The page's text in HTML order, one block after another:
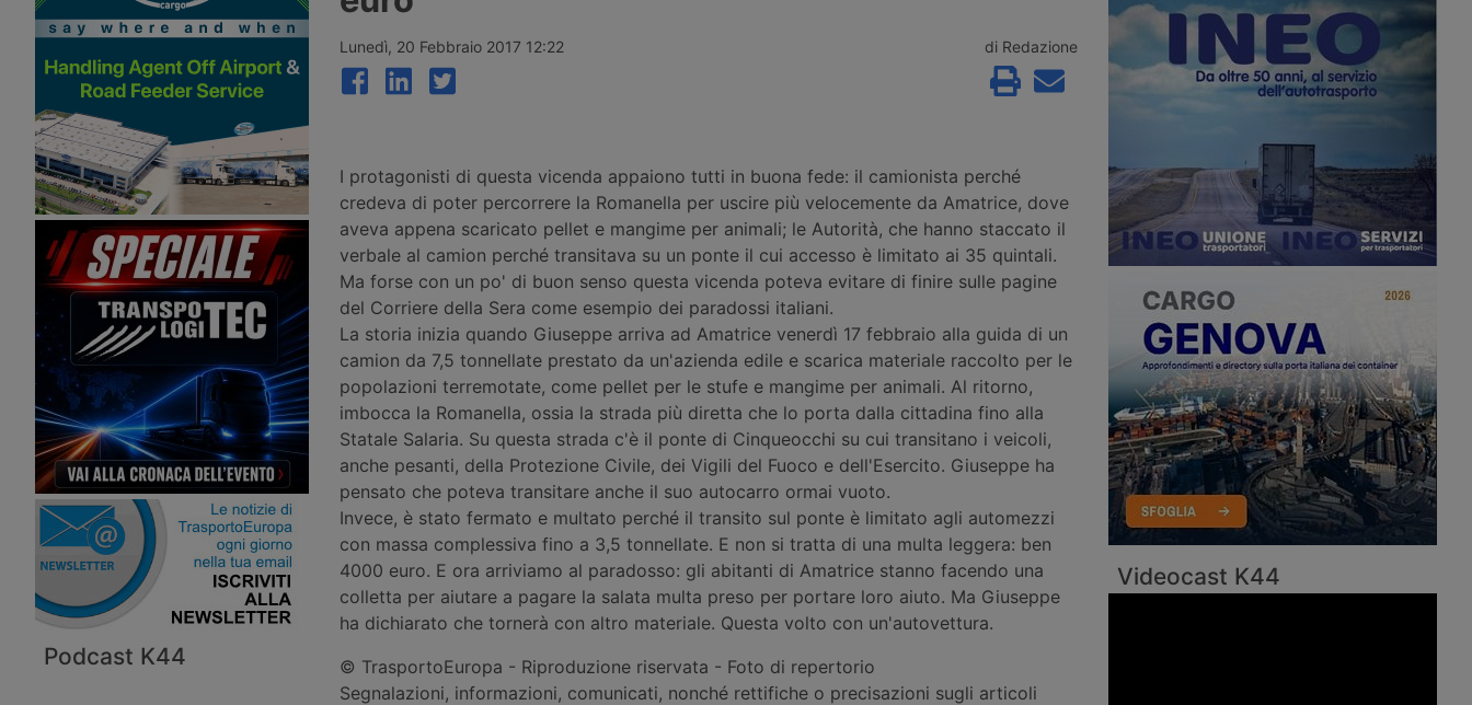
Ue Moldavia – Nomina nel cargo di
Swissport – Accordo per trasporto di
organi – Ita Airways entra in Alis
esperienza nel settore, purché già
dotato di patente C e Cqc.
occhio di riguardo all’innovazione e
alla sostenibilità. Il ruolo dei corpi
intermedi e il caso di successo della
cooperativa cuneese Astra Servizi,
che celebra mezzo secolo di attività
questo traguardo, l’azienda ha degli
eventi presso il suo quartier generale
di Amsterdam, evidenziando
l’evoluzione e l’innovazione costante
che l’hanno resa un leader globale nel
Podcast K44
Lunedì, 20 Febbraio 2017 12:22 di Redazione
I protagonisti di questa vicenda appaiono tutti in buona fede: il camionista perché
credeva di poter percorrere la Romanella per uscire più velocemente da Amatrice, dove
aveva appena scaricato pellet e mangime per animali; le Autorità, che hanno staccato il
verbale al camion perché transitava su un ponte il cui accesso è limitato ai 35 quintali.
Ma forse con un po' di buon senso questa vicenda poteva evitare di finire sulle pagine
del Corriere della Sera come esempio dei paradossi italiani.
La storia inizia quando Giuseppe arriva ad Amatrice venerdì 17 febbraio alla guida di un
camion da 7,5 tonnellate prestato da un'azienda edile e scarica materiale raccolto per le
popolazioni terremotate, come pellet per le stufe e mangime per animali. Al ritorno,
imbocca la Romanella, ossia la strada più diretta che lo porta dalla cittadina fino alla
Statale Salaria. Su questa strada c'è il ponte di Cinqueocchi su cui transitano i veicoli,
anche pesanti, della Protezione Civile, dei Vigili del Fuoco e dell'Esercito. Giuseppe ha
pensato che poteva transitare anche il suo autocarro ormai vuoto.
Invece, è stato fermato e multato perché il transito sul ponte è limitato agli automezzi
con massa complessiva fino a 3,5 tonnellate. E non si tratta di una multa leggera: ben
4000 euro. E ora arriviamo al paradosso: gli abitanti di Amatrice stanno facendo una
colletta per aiutare a pagare la salata multa preso per portare loro aiuto. Ma Giuseppe
ha dichiarato che tornerà con altro materiale. Questa volto con un'autovettura.
© TrasportoEuropa - Riproduzione riservata - Foto di repertorio
Segnalazioni, informazioni, comunicati, nonché rettifiche o precisazioni sugli articoli
Videocast K44